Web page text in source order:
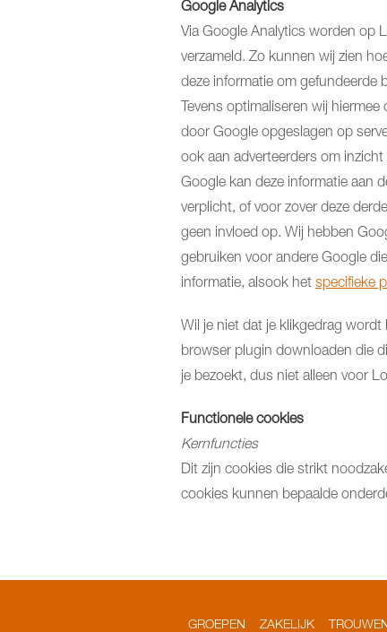
Google Analytics
Via Google Analytics worden op
verzameld. Zo kunnen wij zien
deze informatie om gefundeerde
Tevens optimaliseren wij
door Google opgeslagen op
ook aan adverteerders om
Google kan deze informatie aan
verplicht, of voor zover deze
geen invloed op. Wij hebben
gebruiken voor andere Google
informatie, alsook het specifieke
Wil je niet dat je klikgedrag
browser plugin downloaden die
je bezoekt, dus niet alleen voor
Functionele cookies
Kernfuncties
Dit zijn cookies die strikt
cookies kunnen bepaalde
GROEPEN ZAKELIJK